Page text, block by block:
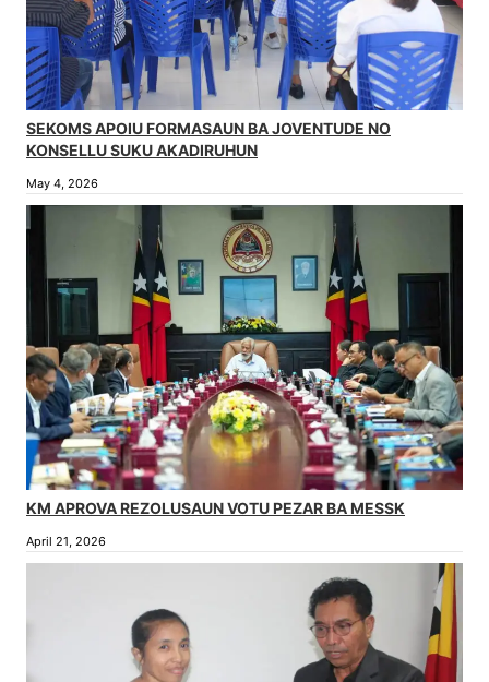
SEKOMS APOIU FORMASAUN BA JOVENTUDE NO
KONSELLU SUKU AKADIRUHUN
May 4, 2026
KM APROVA REZOLUSAUN VOTU PEZAR BA MESSK
April 21, 2026